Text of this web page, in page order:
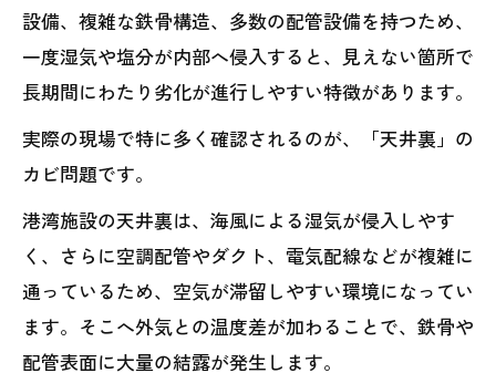
設備、複雑な鉄骨構造、多数の配管設備を持つため、
一度湿気や塩分が内部へ侵入すると、見えない箇所で
長期間にわたり劣化が進行しやすい特徴があります。
実際の現場で特に多く確認されるのが、「天井裏」の
カビ問題です。
港湾施設の天井裏は、海風による湿気が侵入しやす
く、さらに空調配管やダクト、電気配線などが複雑に
通っているため、空気が滞留しやすい環境になってい
ます。そこへ外気との温度差が加わることで、鉄骨や
配管表面に大量の結露が発生します。